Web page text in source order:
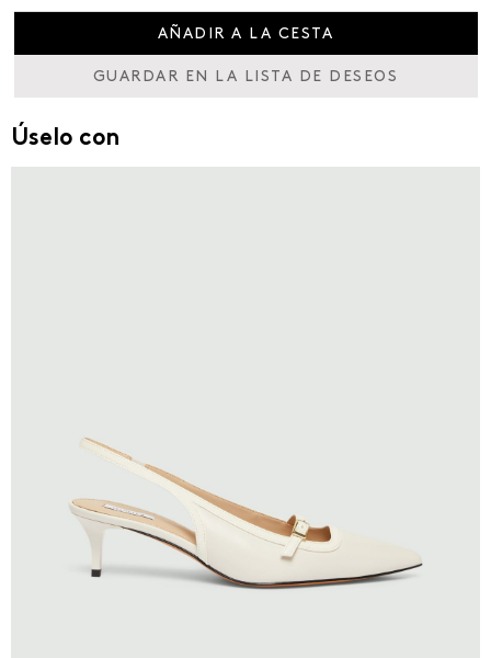
AÑADIR A LA CESTA
GUARDAR EN LA LISTA DE DESEOS
Úselo con